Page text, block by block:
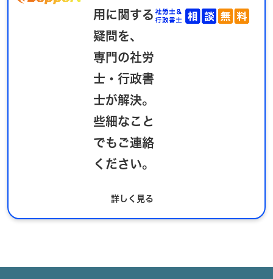
用に関する
疑問を、
専門の社労
士・行政書
士が解決。
些細なこと
でもご連絡
ください。
詳しく見る